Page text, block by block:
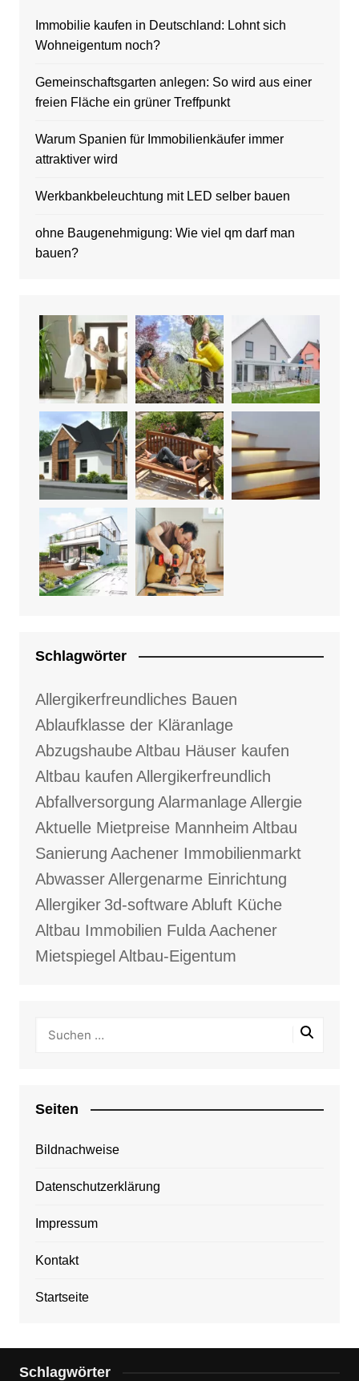
Immobilie kaufen in Deutschland: Lohnt sich
Wohneigentum noch?
Gemeinschaftsgarten anlegen: So wird aus einer
freien Fläche ein grüner Treffpunkt
Warum Spanien für Immobilienkäufer immer
attraktiver wird
Werkbankbeleuchtung mit LED selber bauen
ohne Baugenehmigung: Wie viel qm darf man
bauen?
Schlagwörter
Allergikerfreundliches Bauen
Ablaufklasse der Kläranlage
AbzugshaubeAltbau Häuser kaufen
Altbau kaufen Allergikerfreundlich
Abfallversorgung AlarmanlageAllergie
Aktuelle Mietpreise Mannheim Altbau
Sanierung Aachener Immobilienmarkt
AbwasserAllergenarme Einrichtung
Allergiker 3d-softwareAbluft Küche
Altbau Immobilien FuldaAachener
Mietspiegel Altbau-Eigentum
Seiten
Bildnachweise
Datenschutzerklärung
Impressum
Kontakt
Startseite
Schlagwörter